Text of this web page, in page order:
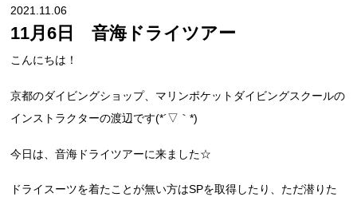
2021.11.06
11月6日 音海ドライツアー
こんにちは！
京都のダイビングショップ、マリンポケットダイビングスクールの
インストラクターの渡辺です(*´▽｀*)
今日は、音海ドライツアーに来ました☆
ドライスーツを着たことが無い方はSPを取得したり、ただ潜りた